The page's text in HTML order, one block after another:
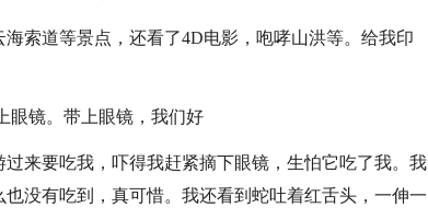
索道等景点，还看了4D电影，咆哮山洪等。给我印
眼镜。带上眼镜，我们好
来要吃我，吓得我赶紧摘下眼镜，生怕它吃了我。我
没有吃到，真可惜。我还看到蛇吐着红舌头，一伸一